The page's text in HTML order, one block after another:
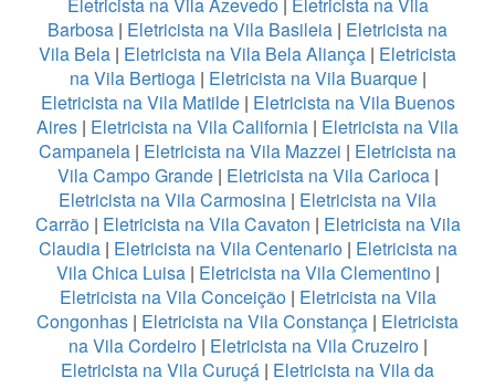
Barbosa | Eletricista na Vila Basileia | Eletricista na
Vila Bela | Eletricista na Vila Bela Aliança | Eletricista
na Vila Bertioga| Eletricista na Vila Buarque|
Eletricista na Vila Matilde| Eletricista na Vila Buenos
Aires | Eletricista na Vila California | Eletricista na Vila
Campanela | Eletricista na Vila Mazzei | Eletricista na
Vila Campo Grande| Eletricista na Vila Carioca|
Eletricista na Vila Carmosina | Eletricista na Vila
Carrão| Eletricista na Vila Cavaton | Eletricista na Vila
Claudia| Eletricista na Vila Centenario| Eletricista na
Vila Chica Luisa | Eletricista na Vila Clementino|
Eletricista na Vila Conceição| Eletricista na Vila
Congonhas | Eletricista na Vila Constança | Eletricista
na Vila Cordeiro| Eletricista na Vila Cruzeiro |
Eletricista na Vila Curuçá | Eletricista na Vila da